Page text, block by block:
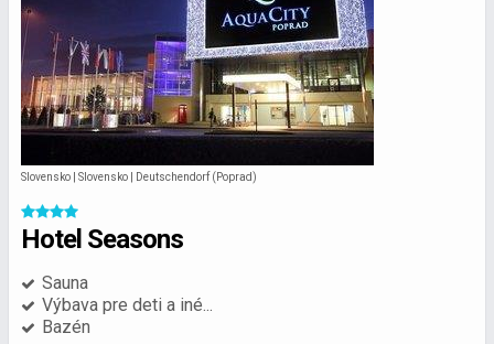
Slovensko | Slovensko | Deutschendorf (Poprad)
Hotel Seasons
Sauna
Výbava pre deti a iné...
Bazén